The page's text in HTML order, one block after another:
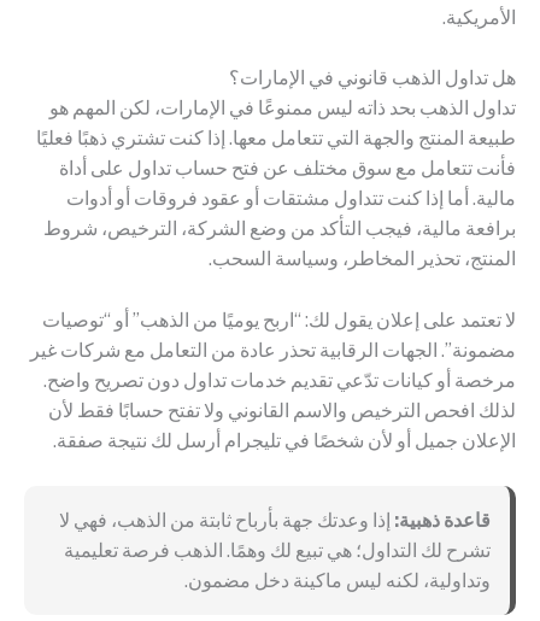
الأمريكية.
هل تداول الذهب قانوني في الإمارات؟
تداول الذهب بحد ذاته ليس ممنوعًا في الإمارات، لكن المهم هو
طبيعة المنتج والجهة التي تتعامل معها. إذا كنت تشتري ذهبًا فعليًا
فأنت تتعامل مع سوق مختلف عن فتح حساب تداول على أداة
مالية. أما إذا كنت تتداول مشتقات أو عقود فروقات أو أدوات
برافعة مالية، فيجب التأكد من وضع الشركة، الترخيص، شروط
المنتج، تحذير المخاطر، وسياسة السحب.
لا تعتمد على إعلان يقول لك: “اربح يوميًا من الذهب” أو “توصيات
مضمونة”. الجهات الرقابية تحذر عادة من التعامل مع شركات غير
مرخصة أو كيانات تدّعي تقديم خدمات تداول دون تصريح واضح.
لذلك افحص الترخيص والاسم القانوني ولا تفتح حسابًا فقط لأن
الإعلان جميل أو لأن شخصًا في تليجرام أرسل لك نتيجة صفقة.
قاعدة ذهبية: إذا وعدتك جهة بأرباح ثابتة من الذهب، فهي لا
تشرح لك التداول؛ هي تبيع لك وهمًا. الذهب فرصة تعليمية
وتداولية، لكنه ليس ماكينة دخل مضمون.